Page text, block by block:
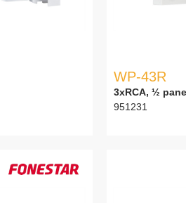
WP-43R
3xRCA, ½
951231